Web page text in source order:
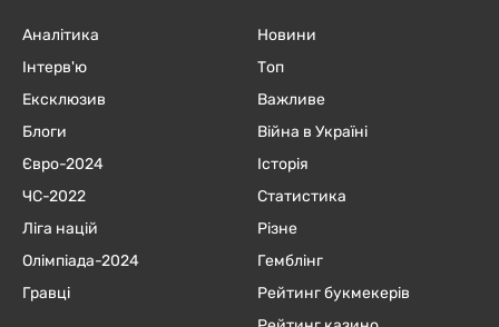
Аналітика
Інтерв'ю
Ексклюзив
Блоги
Євро-2024
ЧC-2022
Ліга націй
Олімпіада-2024
Гравці
Новини
Топ
Важливе
Війна в Україні
Історія
Статистика
Різне
Гемблінг
Рейтинг букмекерів